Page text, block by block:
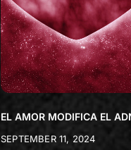
EL AMOR MODIFICA EL
SEPTEMBER 11, 2024